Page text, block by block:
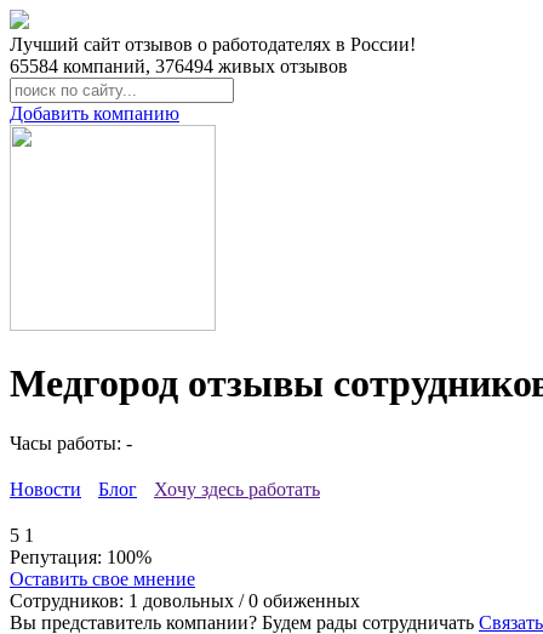
Лучший сайт отзывов о работодателях в России!
65584 компаний, 376494 живых отзывов
Добавить компанию
Медгород отзывы
Часы работы: -
Новости Блог Хочу здесь работать
5 1
Репутация: 100%
Оставить свое мнение
Сотрудников: 1 довольных /0 обиженных
Вы представитель компании? Будем рады сотрудничать